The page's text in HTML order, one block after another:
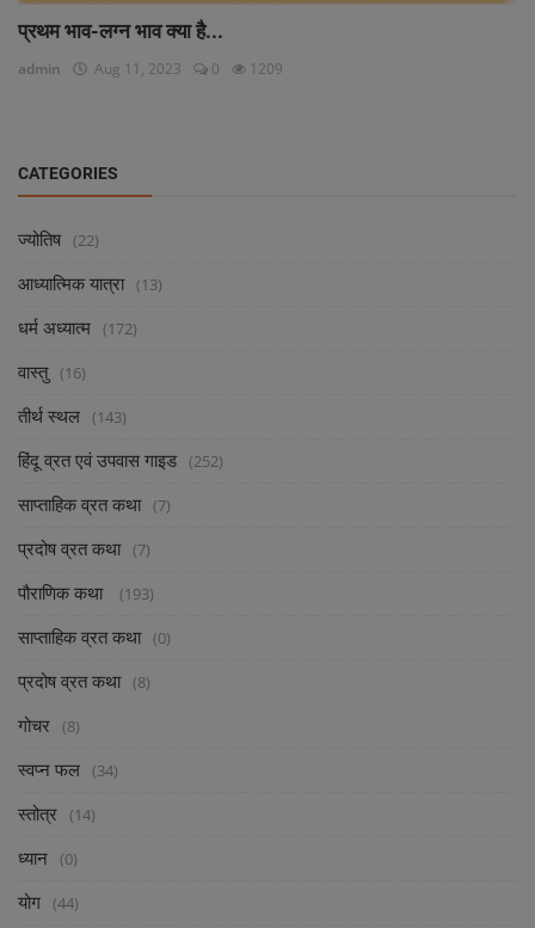
प्रथम भाव-लग्न भाव क्या है...
admin Aug 11, 2023 0 1209
CATEGORIES
ज्योतिष (22)
आध्यात्मिक यात्रा (13)
धर्म अध्यात्म (172)
वास्तु (16)
तीर्थ स्थल (143)
हिंदू व्रत एवं उपवास गाइड (252)
साप्ताहिक व्रत कथा (7)
प्रदोष व्रत कथा (7)
पौराणिक कथा (193)
साप्ताहिक व्रत कथा (0)
प्रदोष व्रत कथा (8)
गोचर (8)
स्वप्न फल (34)
स्तोत्र (14)
ध्यान (0)
योग (44)